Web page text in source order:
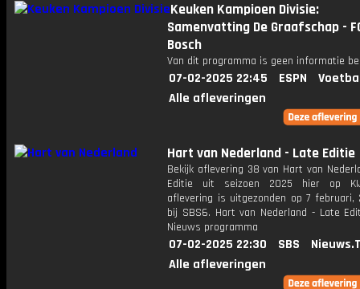
Keuken Kampioen Divisie:
Samenvatting De Graafschap -
Bosch
Van dit programma is geen informatie
07-02-2025 22:45 ESPN
Alle afleveringen
Hart van Nederland - Late Editie
Bekijk aflevering 38 van Hart van
Editie uit seizoen 2025 hier op
aflevering is uitgezonden op 7 februari,
bij SBS6. Hart van Nederland - Late
Nieuws programma
07-02-2025 22:30 SBS
Alle afleveringen